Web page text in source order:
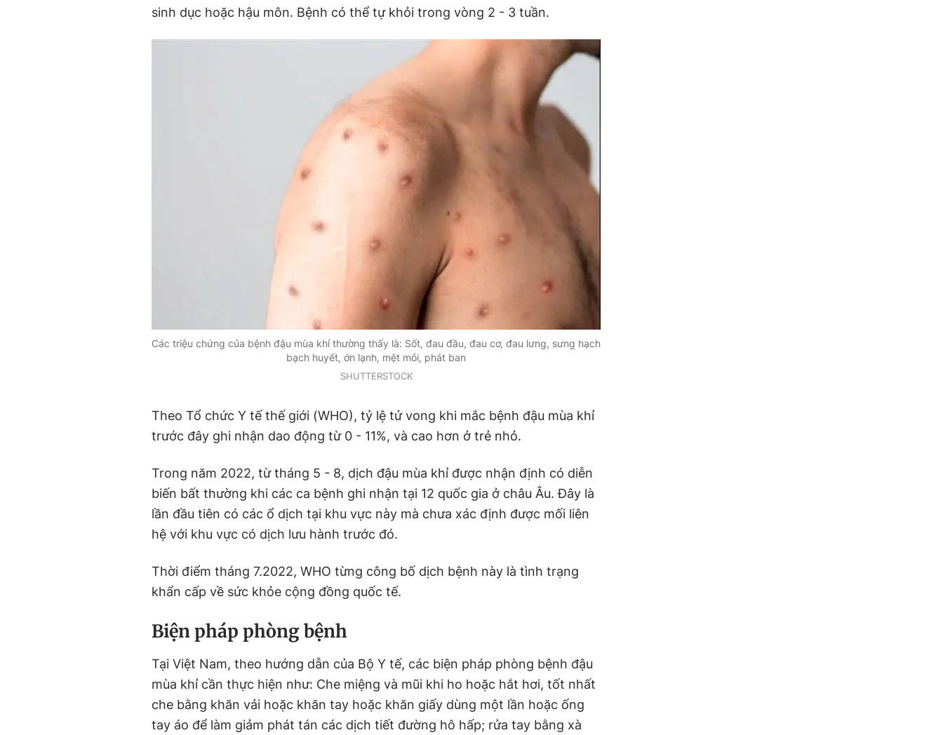
sinh dục hoặc hậu môn. Bệnh có thể tự khỏi trong vòng 2 - 3 tuần.
Các triệu chứng của bệnh đậu mùa khỉ thường thấy là: Sốt, đau đầu, đau cơ, đau lưng, sưng hạch
bạch huyết, ớn lạnh, mệt mỏi, phát ban
SHUTTERSTOCK
Theo Tổ chức Y tế thế giới (WHO), tỷ lệ tử vong khi mắc bệnh đậu mùa khỉ
trước đây ghi nhận dao động từ 0 - 11%, và cao hơn ở trẻ nhỏ.
Trong năm 2022, từ tháng 5 - 8, dịch đậu mùa khỉ được nhận định có diễn
biến bất thường khi các ca bệnh ghi nhận tại 12 quốc gia ở châu Âu. Đây là
lần đầu tiên có các ổ dịch tại khu vực này mà chưa xác định được mối liên
hệ với khu vực có dịch lưu hành trước đó.
Thời điểm tháng 7.2022, WHO từng công bố dịch bệnh này là tình trạng
khẩn cấp về sức khỏe cộng đồng quốc tế.
Biện pháp phòng bệnh
Tại Việt Nam, theo hướng dẫn của Bộ Y tế, các biện pháp phòng bệnh đậu
mùa khỉ cần thực hiện như: Che miệng và mũi khi ho hoặc hắt hơi, tốt nhất
che bằng khăn vải hoặc khăn tay hoặc khăn giấy dùng một lần hoặc ống
tay áo để làm giảm phát tán các dịch tiết đường hô hấp; rửa tay bằng xà